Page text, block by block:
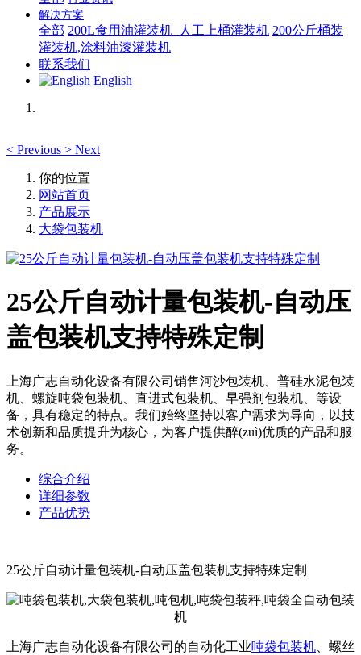
解决方案
全部 200L食用油灌装机_人工上桶灌装机 200公斤桶装
灌装机,涂料油漆灌装机
联系我们
English
< Previous > Next
你的位置
网站首页
产品展示
大袋包装机
25公斤自动计量包装机-自动压
盖包装机支持特殊定制
上海广志自动化设备有限公司销售河沙包装机、普硅水泥包装
机、螺旋吨袋包装机、直进式包装机、早强剂包装机、等设
备，具有稳定的特点。我们始终坚持以客户需求为导向，以技
术创新和品质提升为核心，为客户提供醉(zuì)优质的产品和服
务。
综合介绍
详细参数
产品优势
25公斤自动计量包装机-自动压盖包装机支持特殊定制
上海广志自动化设备有限公司的自动化工业吨袋包装机 、螺丝